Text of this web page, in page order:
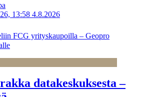
13:58 4.8.2026
FCG yrityskaupoilla – Geopro
datakeskuksesta –